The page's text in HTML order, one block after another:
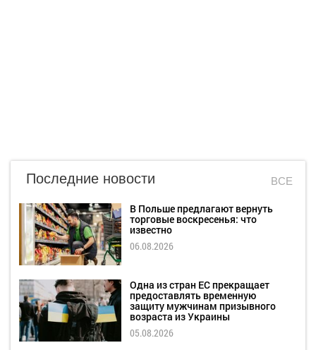
Последние новости ВСЕ
В Польше предлагают вернуть
торговые воскресенья: что
известно
06.08.2026
Одна из стран ЕС прекращает
предоставлять временную
защиту мужчинам призывного
возраста из Украины
05.08.2026